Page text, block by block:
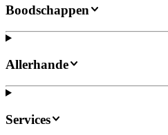
Boodschappen
Allerhande
Services